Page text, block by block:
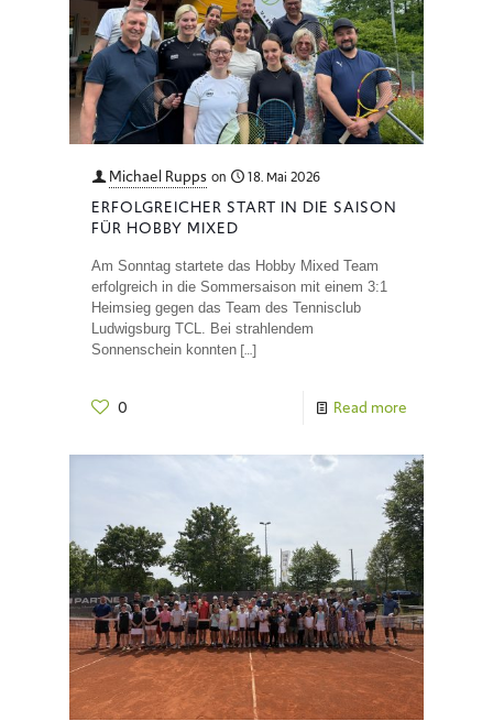
Michael Rupps on 18. Mai 2026
ERFOLGREICHER START IN DIE SAISON
FÜR HOBBY MIXED
Am Sonntag startete das Hobby Mixed Team
erfolgreich in die Sommersaison mit einem 3:1
Heimsieg gegen das Team des Tennisclub
Ludwigsburg TCL. Bei strahlendem
Sonnenschein konnten […]
0 Read more